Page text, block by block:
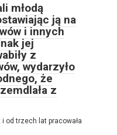
młodą
ją na
i innych
jej
z
wydarzyło
że
z
od trzech lat pracowała